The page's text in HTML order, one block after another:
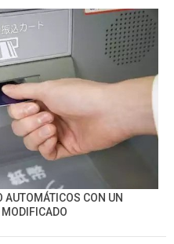
AUTOMÁTICOS CON UN